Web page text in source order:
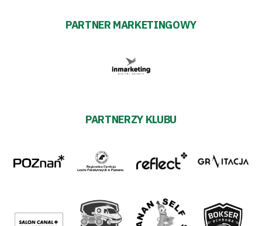
PARTNER MARKETINGOWY
PARTNERZY KLUBU